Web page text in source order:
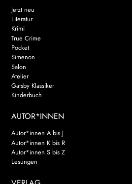
Jetzt neu
Literatur
Krimi
True Crime
Pocket
Simenon
Salon
Atelier
Gatsby Klassiker
Kinderbuch
AUTOR*INNEN
Autor*innen A bis J
Autor*innen K bis R
Autor*innen S bis Z
Lesungen